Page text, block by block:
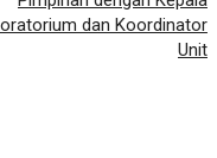
dan Koordinator
Unit